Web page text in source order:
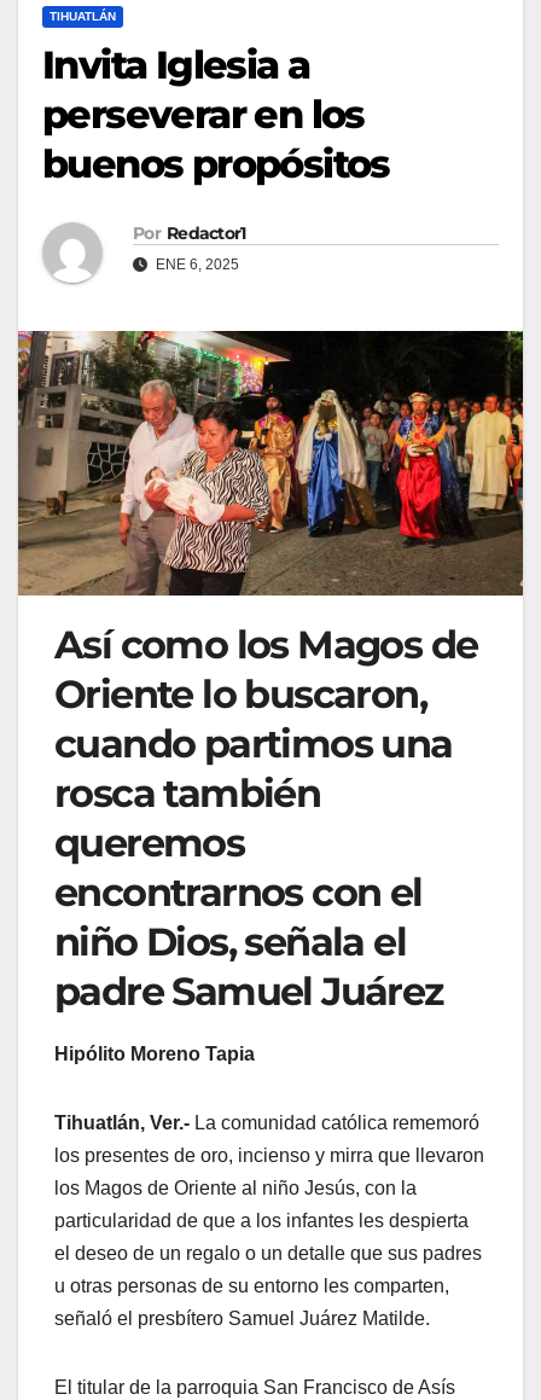
TIHUATLÁN
Invita Iglesia a
perseverar en los
buenos propósitos
Por Redactor1
ENE 6, 2025
Así como los Magos de
Oriente lo buscaron,
cuando partimos una
rosca también
queremos
encontrarnos con el
niño Dios, señala el
padre Samuel Juárez
Hipólito Moreno Tapia
Tihuatlán, Ver.- La comunidad católica rememoró
los presentes de oro, incienso y mirra que llevaron
los Magos de Oriente al niño Jesús, con la
particularidad de que a los infantes les despierta
el deseo de un regalo o un detalle que sus padres
u otras personas de su entorno les comparten,
señaló el presbítero Samuel Juárez Matilde.
El titular de la parroquia San Francisco de Asís